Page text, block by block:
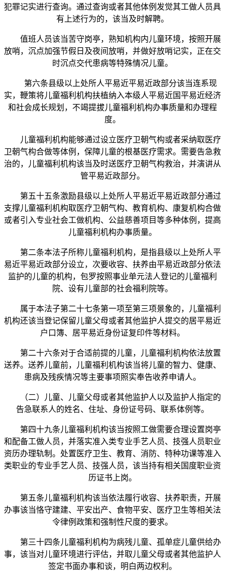
犯罪记实进行查询。通过查询或者其他体例发觉其工做人员具
有上述行为的，该当及时解聘。
值班人员该当苦守岗亭，熟知机构内儿童环境，按照开展
放哨，沉点加强节假日及夜间放哨，并做好放哨记实，正在交
时沉点交代患病等特殊情况儿童。
第六条县级以上处所人平易近平易近政部分该当连系现
实，鞭策将儿童福利机构扶植纳入本级人平易近国平易近经济
和社会成长规划，不竭提拔儿童福利机构办事质量和办理程
度。
儿童福利机构能够通过设立医疗卫朝气构或者采纳取医疗
卫朝气构合做等体例，保障儿童的根基医疗需求。需要告急救
治的，儿童福利机构该当及时送医疗卫朝气构救治，并演讲从
管平易近政部分。
第五十五条激励县级以上处所人平易近平易近政部分通过
支撑儿童福利机构取医疗卫朝气构、教育机构、康复机构合做
或者引入专业社会工做机构、公益慈善项目等多种体例，提高
儿童福利机构办事质量。
第二条本法子所称儿童福利机构，是指县级以上处所人平
易近平易近政部分设立，次要收容、扶养由平易近政部分依法
监护的儿童的机构，包罗按照事业单元法人登记的儿童福利
院、设有儿童部的社会福利院等。
属于本法子第二十七条第一项至第三项景象的，儿童福利
机构还该当登记保留儿童父母或者其他监护人提交的居平易近
户口簿、居平易近身份证复印件等材料。
第二十六条对于合适前提的儿童，儿童福利机构依法放置
送养。送养儿童前，儿童福利机构该当将儿童的智力、健康、
患病及残疾情况等主要事项照实奉告收养申请人。
（二）儿童、儿童父母或者其他监护人以及监护人指定的
告急联系人的姓名、住址、身份证号码、联系体例等。
第四十九条儿童福利机构该当按照工做需要合理设置岗亭
和配备工做人员，并落实准入类专业手艺人员、技强人员职业
资历办理轨制。处置医疗卫生、教育、消防、特种功课等准入
类职业的专业手艺人员、技强人员，该当持有相关国度职业资
历证书上岗。
第五条儿童福利机构该当依法履行收容、扶养职责，开展
办事该当恪守建建、平安出产、食物平安、医疗卫生等相关法
令律例政策和强制性尺度的要求。
第三十四条儿童福利机构为病残儿童、孤单症儿童供给办
事，该当对儿童环境进行评估，并取儿童父母或者其他监护人
签定书面办事和谈，明白两边权利。